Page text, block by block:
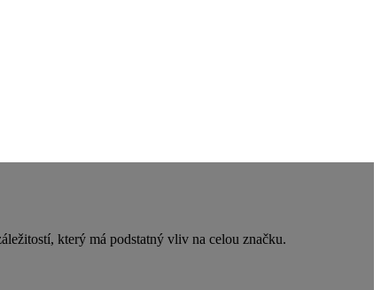
který má podstatný vliv na celou značku.